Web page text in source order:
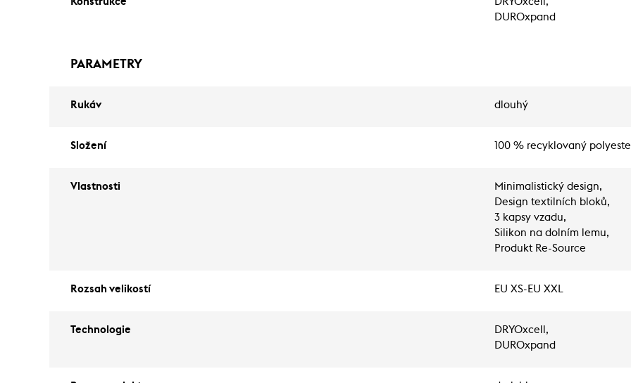
DUROxpand
PARAMETRY
Rukáv dlouhý
Složení 100 % recyklovaný
Vlastnosti
Minimalistický design,
Design textilních bloků,
3 kapsy vzadu,
Silikon na dolním lemu,
Produkt Re-Source
Rozsah velikostí EU XS-EU XXL
Technologie
DRYOxcell,
DUROxpand